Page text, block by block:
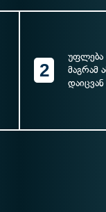
2
უფლება
მაგრამ